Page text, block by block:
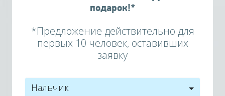
подарок!*
*Предложение действительно для
первых 10 человек, оставивших
заявку
Нальчик